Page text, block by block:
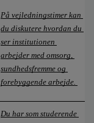
På vejledningstimer kan
du diskutere hvordan du
ser institutionen
arbejder med omsorg,
sundhedsfremme og
forebyggende arbejde.
Du har som studerende